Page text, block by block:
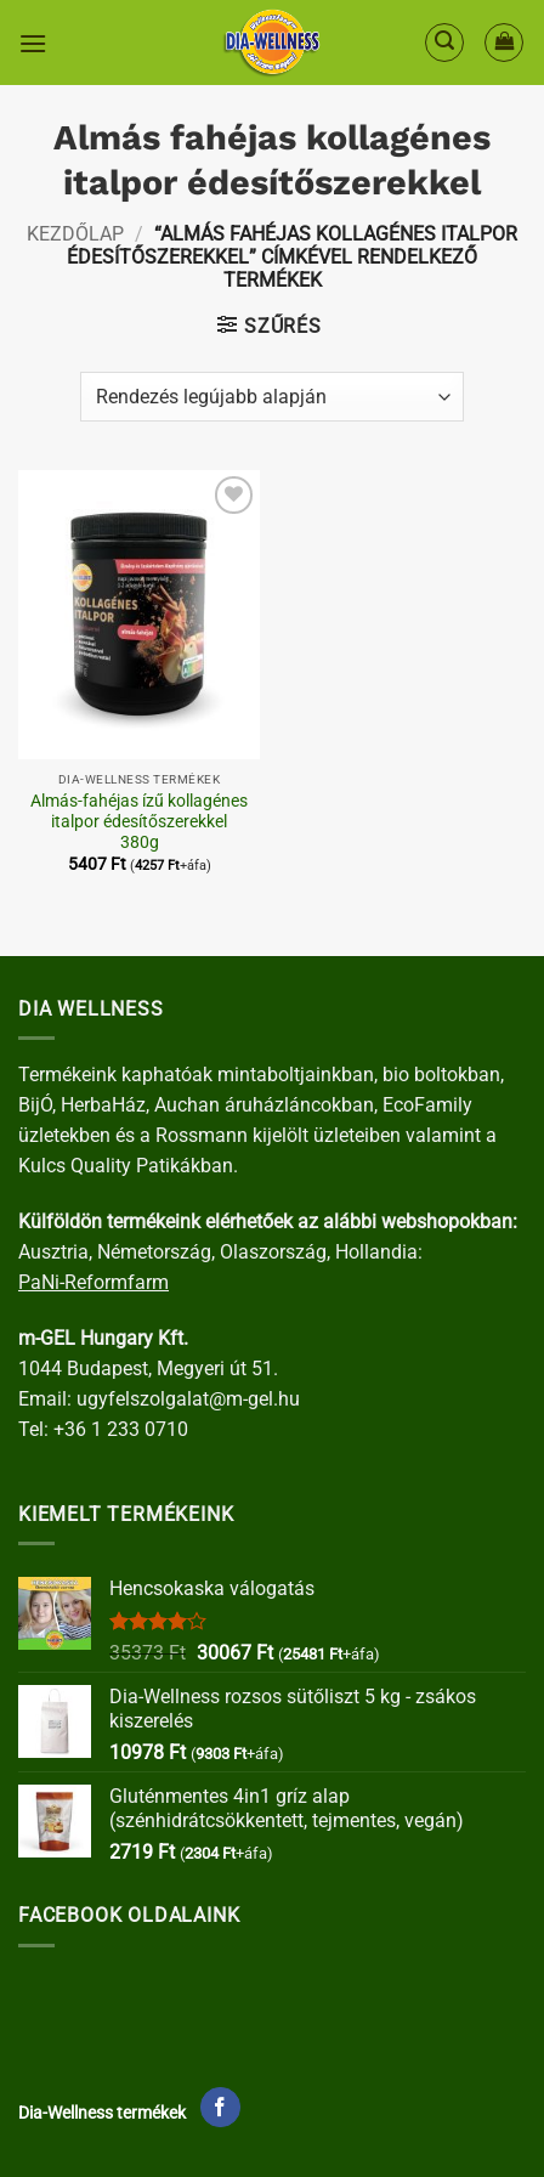
Almás fahéjas kollagénes
italpor édesítőszerekkel
KEZDŐLAP / “ALMÁS FAHÉJAS KOLLAGÉNES ITALPOR
ÉDESÍTŐSZEREKKEL” CÍMKÉVEL RENDELKEZŐ
TERMÉKEK
SZŰRÉS
Kedvenceimhez
DIA-WELLNESS TERMÉKEK
Almás-fahéjas ízű kollagénes
italpor édesítőszerekkel
380g
5407 Ft (4257 Ft+áfa)
DIA WELLNESS
Termékeink kaphatóak mintaboltjainkban, bio boltokban,
BijÓ, HerbaHáz, Auchan áruházláncokban, EcoFamily
üzletekben és a Rossmann kijelölt üzleteiben valamint a
Kulcs Quality Patikákban.
Külföldön termékeink elérhetőek az alábbi webshopokban:
Ausztria, Németország, Olaszország, Hollandia:
PaNi-Reformfarm
m-GEL Hungary Kft.
1044 Budapest, Megyeri út 51.
Email: ugyfelszolgalat@m-gel.hu
Tel: +36 1 233 0710
KIEMELT TERMÉKEINK
Hencsokaska válogatás
Értékelés:
35373Ft Original
was:
30067 FtCurrent
is:
(25481 Ft+áfa)
Dia-Wellness rozsos sütőliszt 5 kg - zsákos
kiszerelés
10978 Ft (9303 Ft+áfa)
Gluténmentes 4in1 gríz alap
(szénhidrátcsökkentett, tejmentes, vegán)
2719 Ft (2304 Ft+áfa)
FACEBOOK OLDALAINK
Dia-Wellness termékek